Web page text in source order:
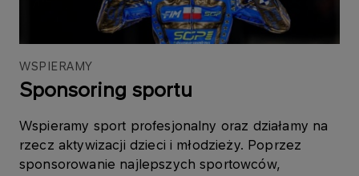
WSPIERAMY
Sponsoring sportu
Wspieramy sport profesjonalny oraz działamy na
rzecz aktywizacji dzieci i młodzieży. Poprzez
sponsorowanie najlepszych sportowców,